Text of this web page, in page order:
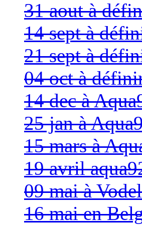
31 aout à
14 sept à
21 sept à
04 oct à
14 dec à
25 jan à
15 mars à
19 avril
09 mai à
16 mai en